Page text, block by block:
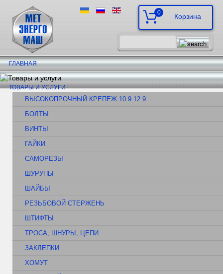
0
ГЛАВНАЯ
ТОВАРЫ И УСЛУГИ
ВЫСОКОПРОЧНЫЙ КРЕПЕЖ 10.9 12.9
БОЛТЫ
ВИНТЫ
ГАЙКИ
САМОРЕЗЫ
ШУРУПЫ
ШАЙБЫ
РЕЗЬБОВОЙ СТЕРЖЕНЬ
ШТИФТЫ
ТРОСА, ШНУРЫ, ЦЕПИ
ЗАКЛЕПКИ
ХОМУТ